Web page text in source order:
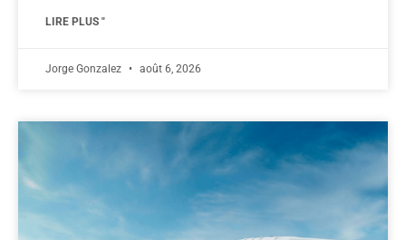
LIRE PLUS "
Jorge Gonzalez août 6, 2026